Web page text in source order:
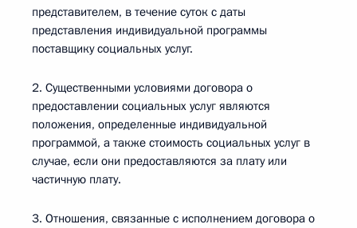
представителем, в течение суток с даты
представления индивидуальной программы
поставщику социальных услуг.
2. Существенными условиями договора о
предоставлении социальных услуг являются
положения, определенные индивидуальной
программой, а также стоимость социальных услуг в
случае, если они предоставляются за плату или
частичную плату.
3. Отношения, связанные с исполнением договора о